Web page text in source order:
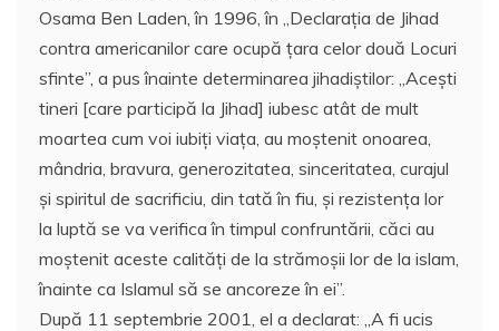
Osama Ben Laden, în 1996, în „Declaraţia de Jihad
contra americanilor care ocupă ţara celor două Locuri
sfinte”, a pus înainte determinarea jihadiştilor: „Aceşti
tineri [care participă la Jihad] iubesc atât de mult
moartea cum voi iubiţi viaţa, au moştenit onoarea,
mândria, bravura, generozitatea, sinceritatea, curajul
şi spiritul de sacrificiu, din tată în fiu, şi rezistenţa lor
la luptă se va verifica în timpul confruntării, căci au
moştenit aceste calităţi de la strămoşii lor de la islam,
înainte ca Islamul să se ancoreze în ei”.
După 11 septembrie 2001, el a declarat: „A fi ucis